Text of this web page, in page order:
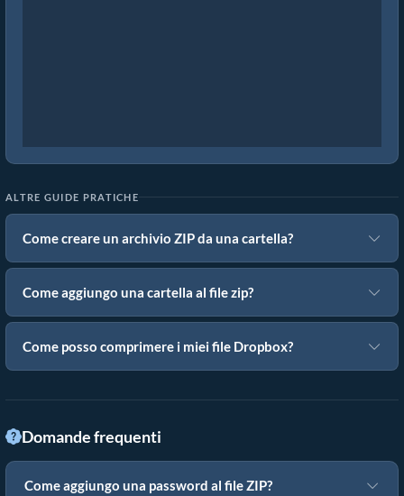
ALTRE GUIDE PRATICHE
Come creare un archivio ZIP da una cartella?
Come aggiungo una cartella al file zip?
Come posso comprimere i miei file Dropbox?
Domande frequenti
Come aggiungo una password al file ZIP?